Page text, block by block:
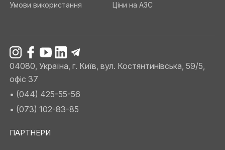
Умови використання
Ціни на АЗС
04080, Україна, г. Київ, вул. Костянтинівська, 59/5,
офіс 37
• (044) 425-55-56
• (073) 102-83-85
ПАРТНЕРИ